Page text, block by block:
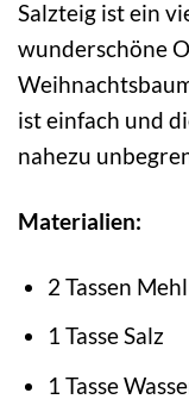
Salzteig ist ein
wunderschöne
ist einfach und
nahezu
Materialien:
2 Tassen Mehl
1 Tasse Salz
1 Tasse